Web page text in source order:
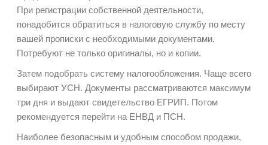
При регистрации собственной деятельности,
понадобится обратиться в налоговую службу по месту
вашей прописки с необходимыми документами.
Потребуют не только оригиналы, но и копии.
Затем подобрать систему налогообложения. Чаще всего
выбирают УСН. Документы рассматриваются максимум
три дня и выдают свидетельство ЕГРИП. Потом
рекомендуется перейти на ЕНВД и ПСН.
Наиболее безопасным и удобным способом продажи,